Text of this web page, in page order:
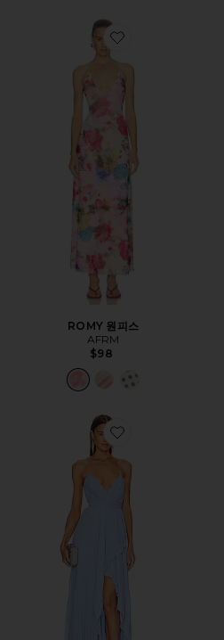
Favorite ROMY 원피스
ROMY 원피스
AFRM
$98
Favorite ALE 가운